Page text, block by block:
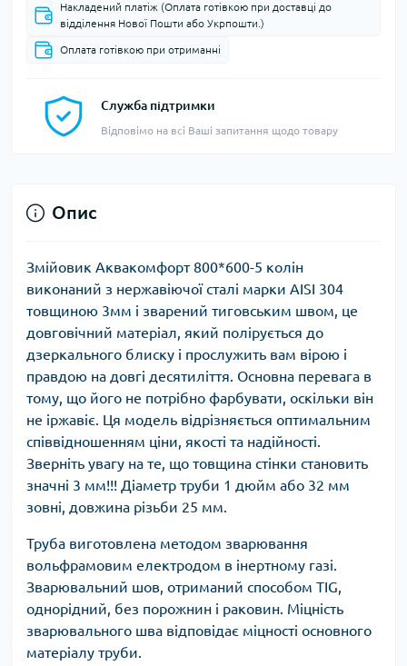
Накладений платіж (Оплата готівкою при доставці до
відділення Нової Пошти або Укрпошти.)
Оплата готівкою при отриманні
Служба підтримки
Відповімо на всі Ваші запитання щодо товару
Опис
Змійовик Аквакомфорт 800*600-5 колін
виконаний з нержавіючої сталі марки AISI 304
товщиною 3мм і зварений тиговським швом, це
довговічний матеріал, який полірується до
дзеркального блиску і прослужить вам вірою і
правдою на довгі десятиліття. Основна перевага в
тому, що його не потрібно фарбувати, оскільки він
не іржавіє. Ця модель відрізняється оптимальним
співвідношенням ціни, якості та надійності.
Зверніть увагу на те, що товщина стінки становить
значні 3 мм!!! Діаметр труби 1 дюйм або 32 мм
зовні, довжина різьби 25 мм.
Труба виготовлена методом зварювання
вольфрамовим електродом в інертному газі.
Зварювальний шов, отриманий способом TIG,
однорідний, без порожнин і раковин. Міцність
зварювального шва відповідає міцності основного
матеріалу труби.